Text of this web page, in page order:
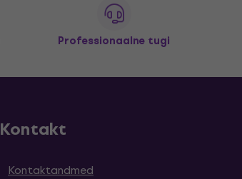
Professionaalne tugi
Kontakt
Kontaktandmed